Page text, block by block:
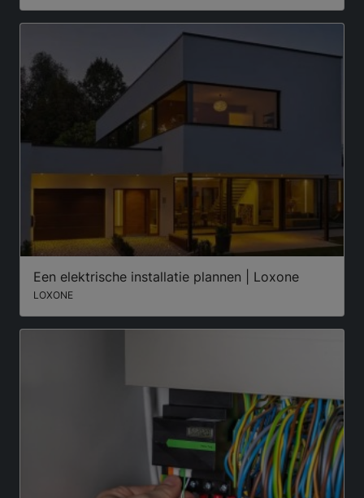
Een elektrische installatie plannen | Loxone
LOXONE